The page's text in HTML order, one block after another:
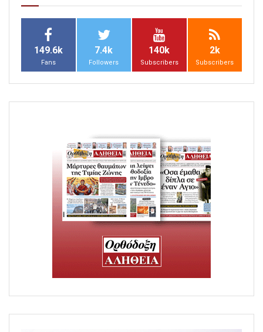
149.6k
Fans
7.4k
Followers
140k
Subscribers
2k
Subscribers